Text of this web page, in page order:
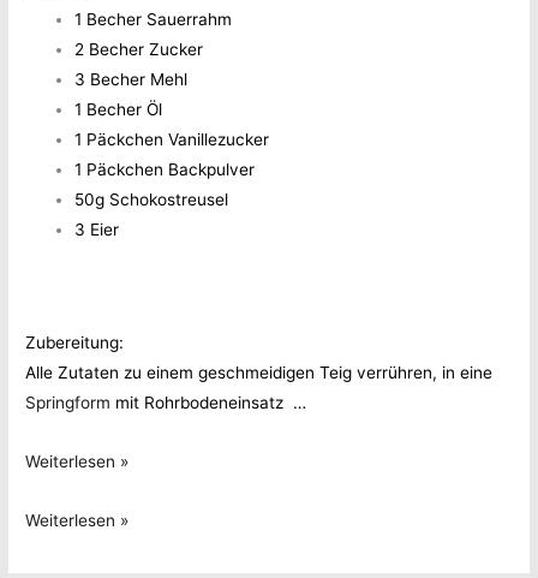
1 Becher Sauerrahm
2 Becher Zucker
3 Becher Mehl
1 Becher Öl
1 Päckchen Vanillezucker
1 Päckchen Backpulver
50g Schokostreusel
3 Eier
Zubereitung:
Alle Zutaten zu einem geschmeidigen Teig verrühren, in eine
Springform mit Rohrbodeneinsatz …
Sauerrahmkuchen
aus
Weiterlesen »
Sauerrahmkuchen
Weiterlesen »